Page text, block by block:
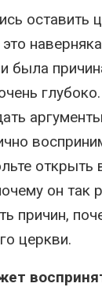
оставить
была
открыть
он так
причин,
церкви.